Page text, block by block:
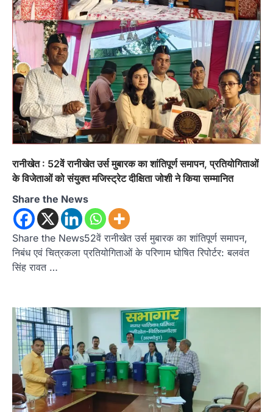
रानीखेत : 52वें रानीखेत उर्स मुबारक का शांतिपूर्ण समापन, प्रतियोगिताओं
के विजेताओं को संयुक्त मजिस्ट्रेट दीक्षिता जोशी ने किया सम्मानित
Share the News
Share the News52वें रानीखेत उर्स मुबारक का शांतिपूर्ण समापन,
निबंध एवं चित्रकला प्रतियोगिताओं के परिणाम घोषित रिपोर्टर: बलवंत
सिंह रावत …
अल्मोड़ा उत्तराखण्ड कुमाऊं ख़बरें
ताड़ीखेत में 10 अगस्त से शुरू होंगी मुख्यमंत्री
खिलाड़ी प्रोत्साहन योजना की खेल
प्रतियोगिताएं, तैयारियां पूरी
Admin August 5, 2026
ताड़ीखेत। मुख्यमंत्री खिलाड़ी प्रोत्साहन कार्यक्रम
योजना के अंतर्गत विकासखंड ताड़ीखेत एवं नगरपालिका
क्षेत्र की खेल…